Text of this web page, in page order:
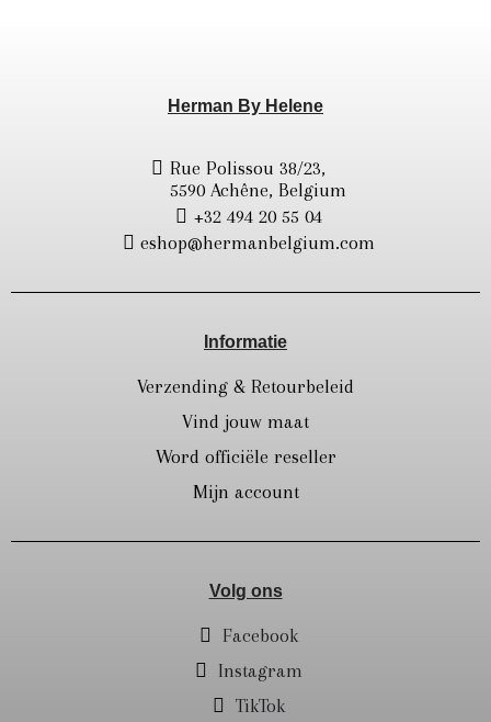
Herman By Helene
Rue Polissou 38/23,
5590 Achêne, Belgium
+32 494 20 55 04
eshop@hermanbelgium.com
Informatie
Verzending & Retourbeleid
Vind jouw maat
Word officiële reseller
Mijn account
Volg ons
Facebook
Instagram
TikTok